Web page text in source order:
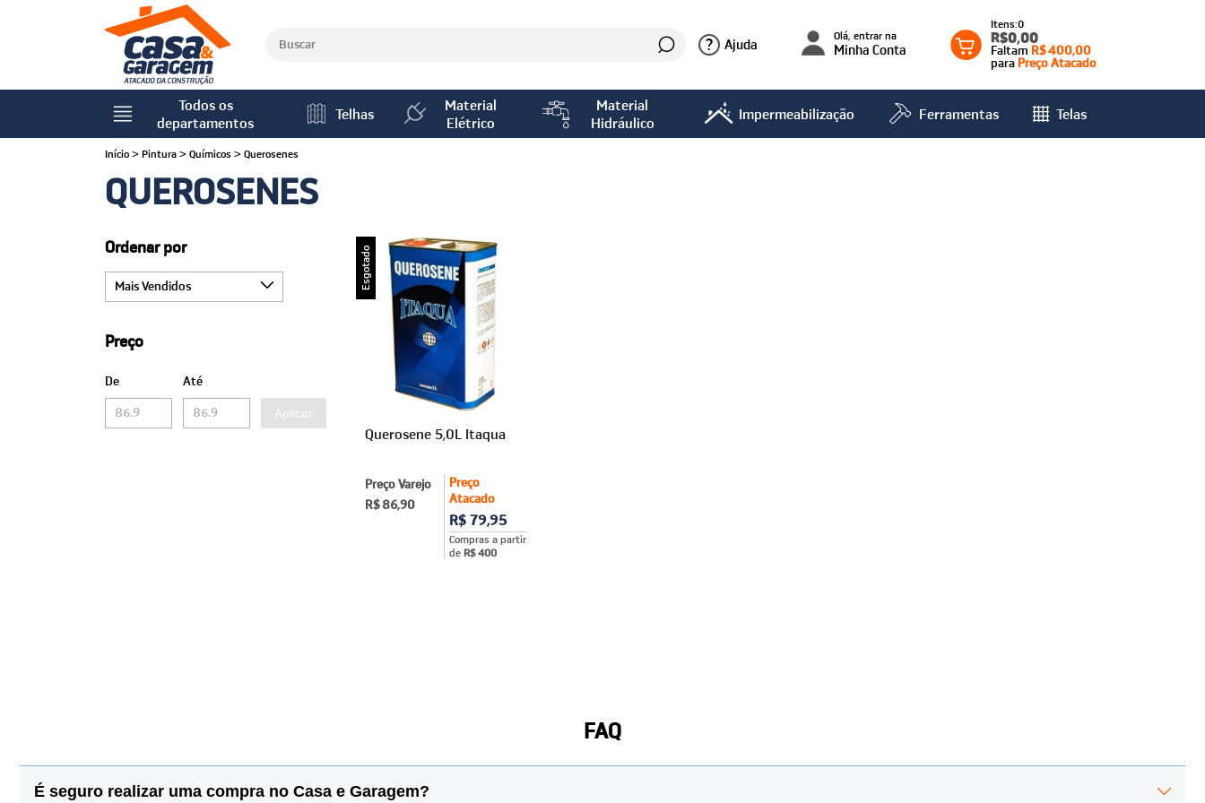
? Ajuda Olá, entrar na
Minha Conta
0
R$0,00
Faltam R$ 400,00
para Preço Atacado
Todos os
departamentos
Telhas
Material
Elétrico
Material
Hidráulico
Impermeabilização Ferramentas Telas
Início > Pintura > Químicos > Querosenes
QUEROSENES
Ordenar por
Preço
De Até
Aplicar
Esgotado
Querosene 5,0L Itaqua
Preço
Atacado
R$ 79,95
Compras a partir
de R$ 400
Preço Varejo
R$ 86,90
FAQ
É seguro realizar uma compra no Casa e Garagem?